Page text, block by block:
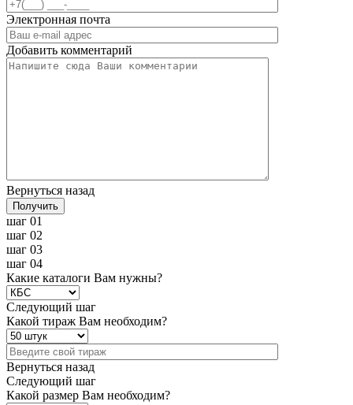
Электронная почта
Добавить комментарий
Вернуться назад
Получить
шаг 01
шаг 02
шаг 03
шаг 04
Какие каталоги Вам нужны?
Следующий шаг
Какой тираж Вам необходим?
Вернуться назад
Следующий шаг
Какой размер Вам необходим?